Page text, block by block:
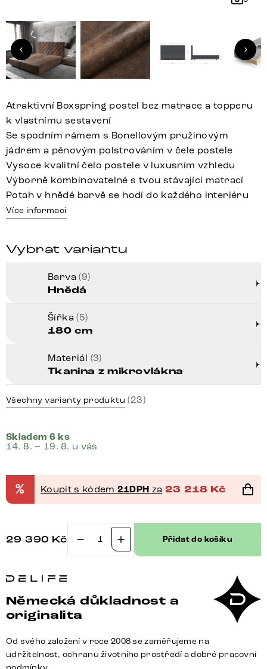
Atraktivní Boxspring postel bez matrace a topperu
k vlastnímu sestavení
Se spodním rámem s Bonellovým pružinovým
jádrem a pěnovým polstrováním v čele postele
Vysoce kvalitní čelo postele v luxusním vzhledu
Výborně kombinovatelné s tvou stávající matrací
Potah v hnědé barvě se hodí do každého interiéru
Více informací
Vybrat variantu
Barva(9)
Hnědá
Šířka(5)
180 cm
Materiál (3)
Tkanina z mikrovlákna
Všechny varianty produktu (23)
Skladem 6 ks
14. 8. – 19. 8. u vás
% Koupit s kódem 21DPH za 23 218 Kč
29 390 Kč
Boxspring
180x200
cm
mikrovlákno
hnědá
Přidat do košíku
Německá důkladnost a
originalita
Od svého založení v roce 2008 se zaměřujeme na
udržitelnost, ochranu životního prostředí a dobré pracovní